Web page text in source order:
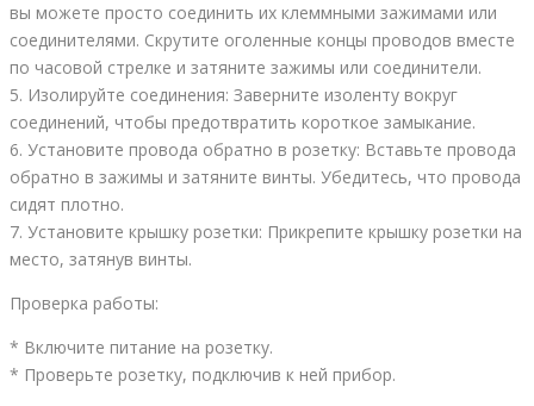
вы можете просто соединить их клеммными зажимами или
соединителями. Скрутите оголенные концы проводов вместе
по часовой стрелке и затяните зажимы или соединители.
5. Изолируйте соединения: Заверните изоленту вокруг
соединений, чтобы предотвратить короткое замыкание.
6. Установите провода обратно в розетку: Вставьте провода
обратно в зажимы и затяните винты. Убедитесь, что провода
сидят плотно.
7. Установите крышку розетки: Прикрепите крышку розетки на
место, затянув винты.
Проверка работы:
* Включите питание на розетку.
* Проверьте розетку, подключив к ней прибор.